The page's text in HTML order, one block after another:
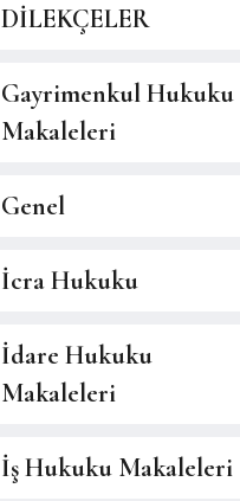
DİLEKÇELER
Gayrimenkul Hukuku
Makaleleri
Genel
İcra Hukuku
İdare Hukuku
Makaleleri
İş Hukuku Makaleleri